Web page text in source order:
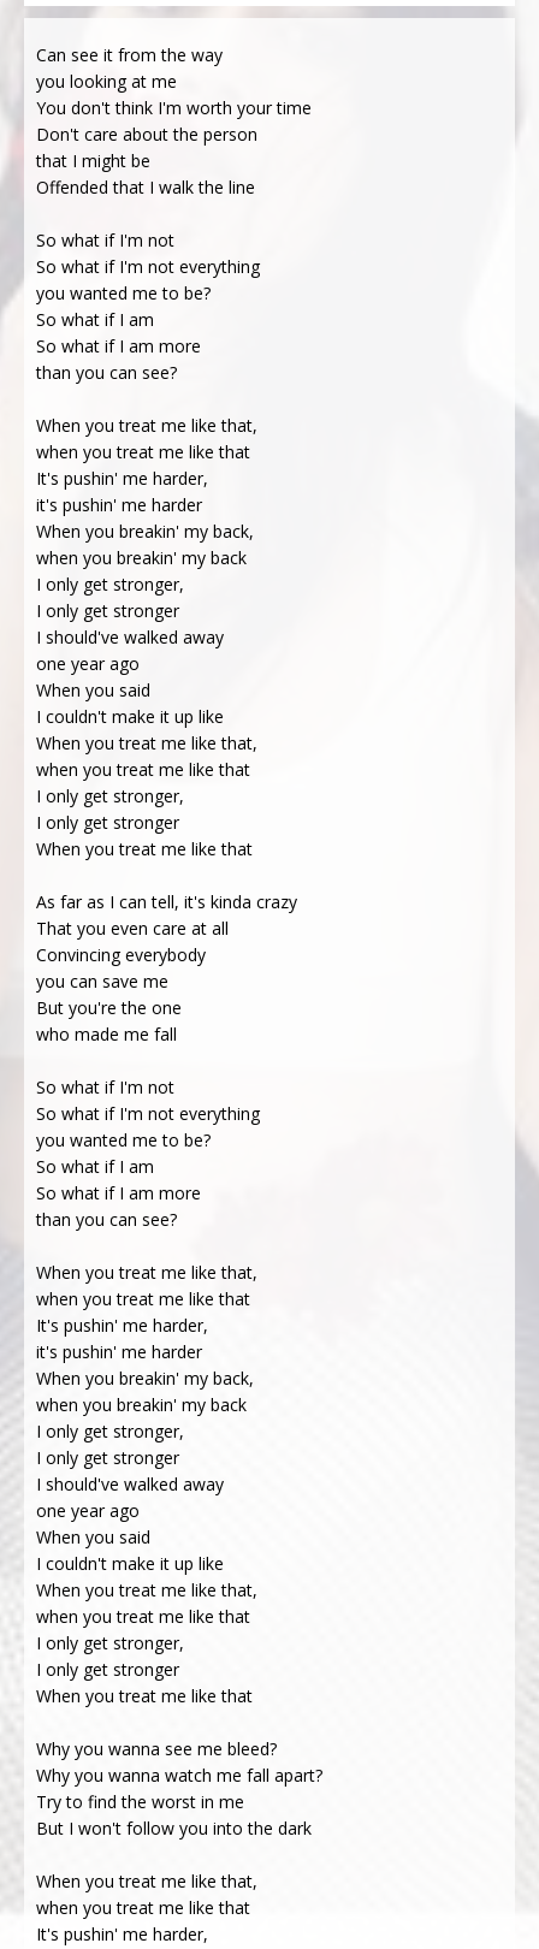
Can see it from the way
you looking at me
You don't think I'm worth your time
Don't care about the person
that I might be
Offended that I walk the line
So what if I'm not
So what if I'm not everything
you wanted me to be?
So what if I am
So what if I am more
than you can see?
When you treat me like that,
when you treat me like that
It's pushin' me harder,
it's pushin' me harder
When you breakin' my back,
when you breakin' my back
I only get stronger,
I only get stronger
I should've walked away
one year ago
When you said
I couldn't make it up like
When you treat me like that,
when you treat me like that
I only get stronger,
I only get stronger
When you treat me like that
As far as I can tell, it's kinda crazy
That you even care at all
Convincing everybody
you can save me
But you're the one
who made me fall
So what if I'm not
So what if I'm not everything
you wanted me to be?
So what if I am
So what if I am more
than you can see?
When you treat me like that,
when you treat me like that
It's pushin' me harder,
it's pushin' me harder
When you breakin' my back,
when you breakin' my back
I only get stronger,
I only get stronger
I should've walked away
one year ago
When you said
I couldn't make it up like
When you treat me like that,
when you treat me like that
I only get stronger,
I only get stronger
When you treat me like that
Why you wanna see me bleed?
Why you wanna watch me fall apart?
Try to find the worst in me
But I won't follow you into the dark
When you treat me like that,
when you treat me like that
It's pushin' me harder,